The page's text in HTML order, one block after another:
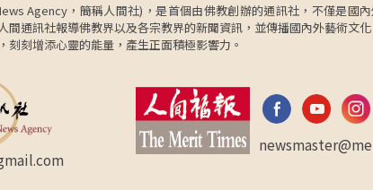
Agency，簡稱人間社)，是首個由佛教創辦的通訊社，不僅是
間通訊社報導佛教界以及各宗教界的新聞資訊，並傳播國內外藝術
刻刻增添心靈的能量，產生正面積極影響力。